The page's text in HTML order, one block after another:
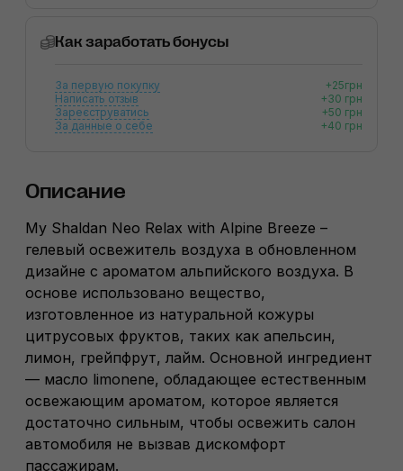
Как заработать бонусы
За первую покупку
+25грн
Написать отзыв
+30 грн
Зареєструватись
+50 грн
За данные о себе
+40 грн
Описание
My Shaldan Neo Relax with Alpine Breeze –
гелевый освежитель воздуха в обновленном
дизайне с ароматом альпийского воздуха. В
основе использовано вещество,
изготовленное из натуральной кожуры
цитрусовых фруктов, таких как апельсин,
лимон, грейпфрут, лайм. Основной ингредиент
— масло limonene, обладающее естественным
освежающим ароматом, которое является
достаточно сильным, чтобы освежить салон
автомобиля не вызвав дискомфорт
пассажирам.